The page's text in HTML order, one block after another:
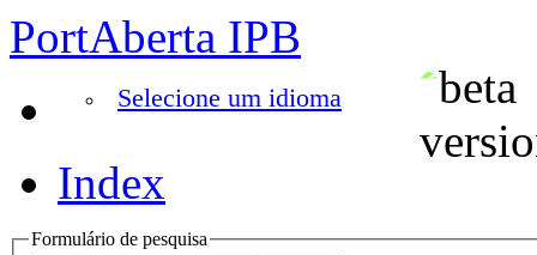
PortAberta IPB
Selecione um idioma
Index
Formulário de pesquisa